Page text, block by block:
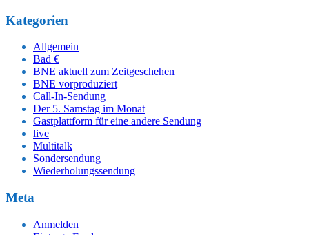
Kategorien
Allgemein
Bad €
BNE aktuell zum Zeitgeschehen
BNE vorproduziert
Call-In-Sendung
Der 5. Samstag im Monat
Gastplattform für eine andere Sendung
live
Multitalk
Sondersendung
Wiederholungssendung
Meta
Anmelden